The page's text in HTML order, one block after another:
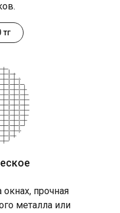
прочная
металла или
тг